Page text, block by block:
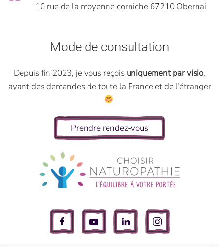
10 rue de la moyenne corniche 67210 Obernai
Mode de consultation
Depuis fin 2023, je vous reçois uniquement par visio,
ayant des demandes de toute la France et de l'étranger
Prendre rendez-vous